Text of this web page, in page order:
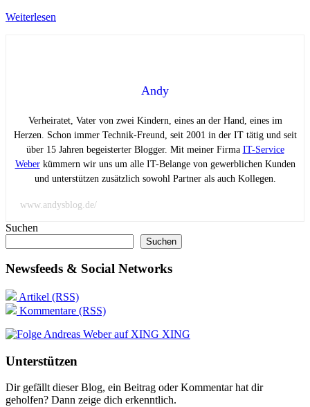
Weiterlesen
Andy
Verheiratet, Vater von zwei Kindern, eines an der Hand, eines im
Herzen. Schon immer Technik-Freund, seit 2001 in der IT tätig und seit
über 15 Jahren begeisterter Blogger. Mit meiner Firma IT-Service
Weberkümmern wir uns um alle IT-Belange von gewerblichen Kunden
und unterstützen zusätzlich sowohl Partner als auch Kollegen.
www.andysblog.de/
Suchen
Suchen
Newsfeeds & Social Networks
Artikel (RSS)
Kommentare (RSS)
XING
Unterstützen
Dir gefällt dieser Blog, ein Beitrag oder Kommentar hat dir
geholfen? Dann zeige dich erkenntlich.